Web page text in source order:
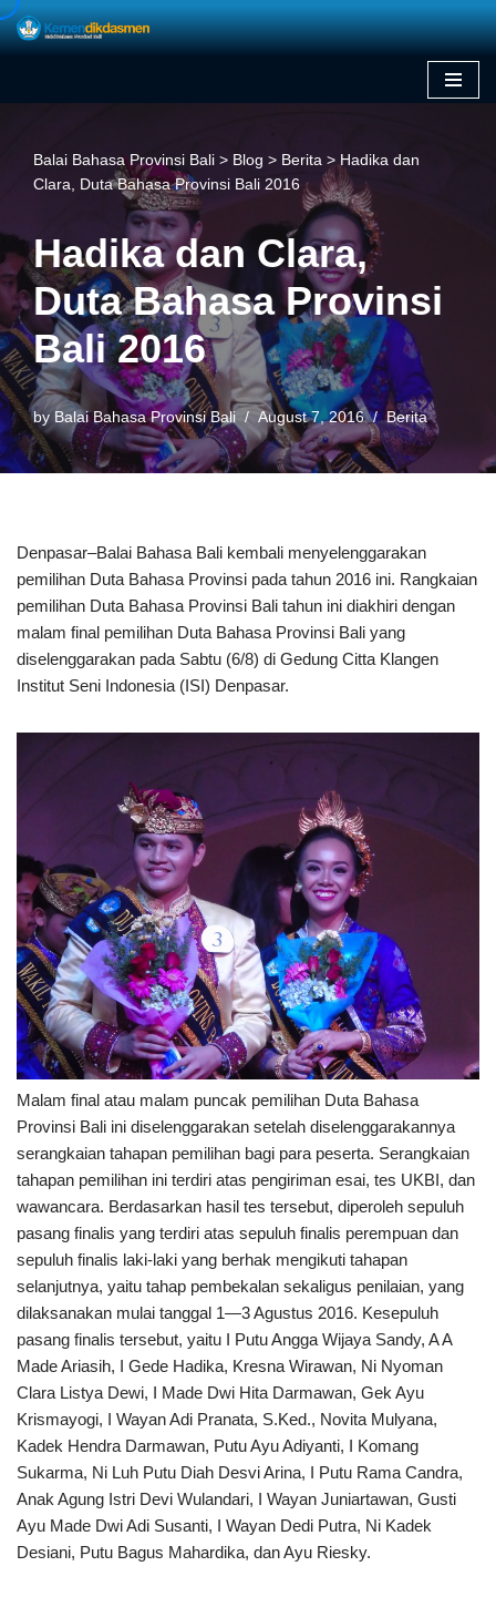
Balai Bahasa Provinsi Bali > Blog > Berita > Hadika dan
Clara, Duta Bahasa Provinsi Bali 2016
Hadika dan Clara,
Duta Bahasa Provinsi
Bali 2016
by Balai Bahasa Provinsi Bali August 7, 2016 Berita
Denpasar–Balai Bahasa Bali kembali menyelenggarakan
pemilihan Duta Bahasa Provinsi pada tahun 2016 ini. Rangkaian
pemilihan Duta Bahasa Provinsi Bali tahun ini diakhiri dengan
malam final pemilihan Duta Bahasa Provinsi Bali yang
diselenggarakan pada Sabtu (6/8) di Gedung Citta Klangen
Institut Seni Indonesia (ISI) Denpasar.
Malam final atau malam puncak pemilihan Duta Bahasa
Provinsi Bali ini diselenggarakan setelah diselenggarakannya
serangkaian tahapan pemilihan bagi para peserta. Serangkaian
tahapan pemilihan ini terdiri atas pengiriman esai, tes UKBI, dan
wawancara. Berdasarkan hasil tes tersebut, diperoleh sepuluh
pasang finalis yang terdiri atas sepuluh finalis perempuan dan
sepuluh finalis laki-laki yang berhak mengikuti tahapan
selanjutnya, yaitu tahap pembekalan sekaligus penilaian, yang
dilaksanakan mulai tanggal 1—3 Agustus 2016. Kesepuluh
pasang finalis tersebut, yaitu I Putu Angga Wijaya Sandy, A A
Made Ariasih, I Gede Hadika, Kresna Wirawan, Ni Nyoman
Clara Listya Dewi, I Made Dwi Hita Darmawan, Gek Ayu
Krismayogi, I Wayan Adi Pranata, S.Ked., Novita Mulyana,
Kadek Hendra Darmawan, Putu Ayu Adiyanti, I Komang
Sukarma, Ni Luh Putu Diah Desvi Arina, I Putu Rama Candra,
Anak Agung Istri Devi Wulandari, I Wayan Juniartawan, Gusti
Ayu Made Dwi Adi Susanti, I Wayan Dedi Putra, Ni Kadek
Desiani, Putu Bagus Mahardika, dan Ayu Riesky.